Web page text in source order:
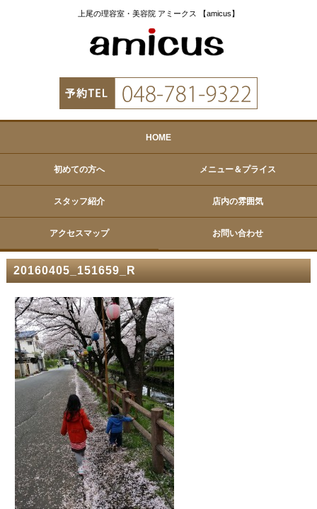
上尾の理容室・美容院 アミークス 【amicus】
HOME
初めての方へ メニュー＆プライス
スタッフ紹介 店内の雰囲気
アクセスマップ お問い合わせ
20160405_151659_R